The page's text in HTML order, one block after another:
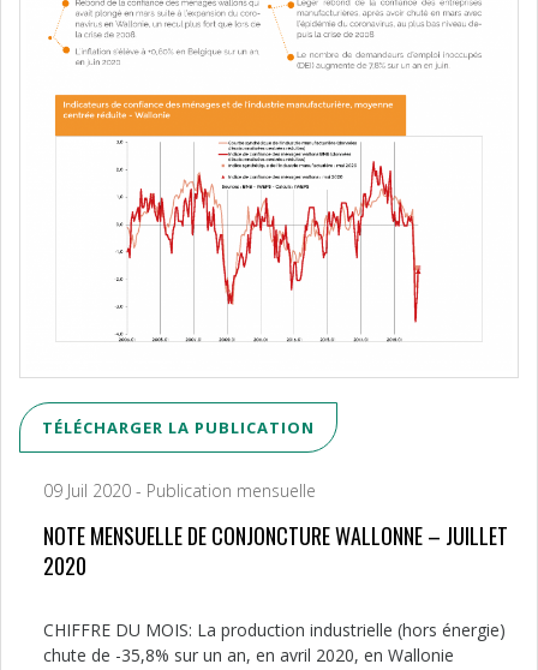
TÉLÉCHARGER LA PUBLICATION
09 Juil 2020 - Publication mensuelle
NOTE MENSUELLE DE CONJONCTURE WALLONNE – JUILLET
2020
CHIFFRE DU MOIS: La production industrielle (hors énergie)
chute de -35,8% sur un an, en avril 2020, en Wallonie